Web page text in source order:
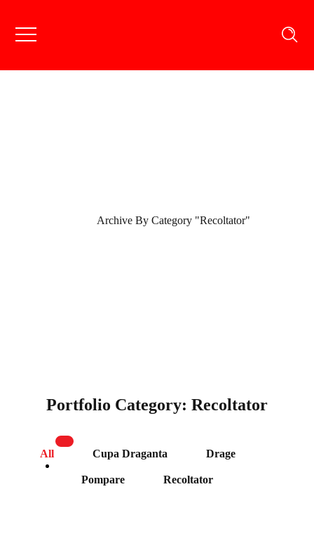
Archive By Category "Recoltator"
Portfolio Category: Recoltator
All Cupa Draganta Drage
Pompare Recoltator